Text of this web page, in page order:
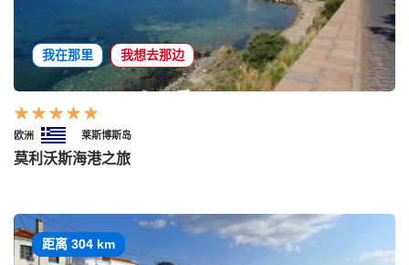
我在那里 我想去那边
欧洲 莱斯博斯岛
莫利沃斯海港之旅
距离 304 km